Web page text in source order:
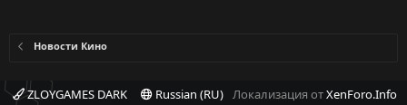
Новости Кино
ZLOYGAMES DARK Russian (RU) Локализация отXenForo.Info